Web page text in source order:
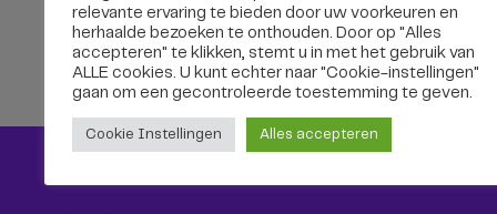
relevante ervaring te bieden door uw voorkeuren en
herhaalde bezoeken te onthouden. Door op "Alles
accepteren" te klikken, stemt u in met het gebruik van
ALLE cookies. U kunt echter naar "Cookie-instellingen"
gaan om een ​​gecontroleerde toestemming te geven.
Cookie Instellingen Alles accepteren